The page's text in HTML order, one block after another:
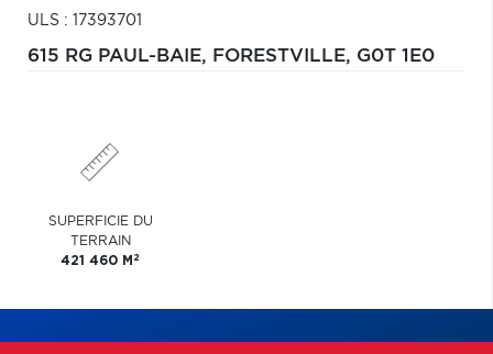
ULS : 17393701
615 RG PAUL-BAIE, FORESTVILLE, G0T 1E0
SUPERFICIE DU
TERRAIN
421 460 M 2